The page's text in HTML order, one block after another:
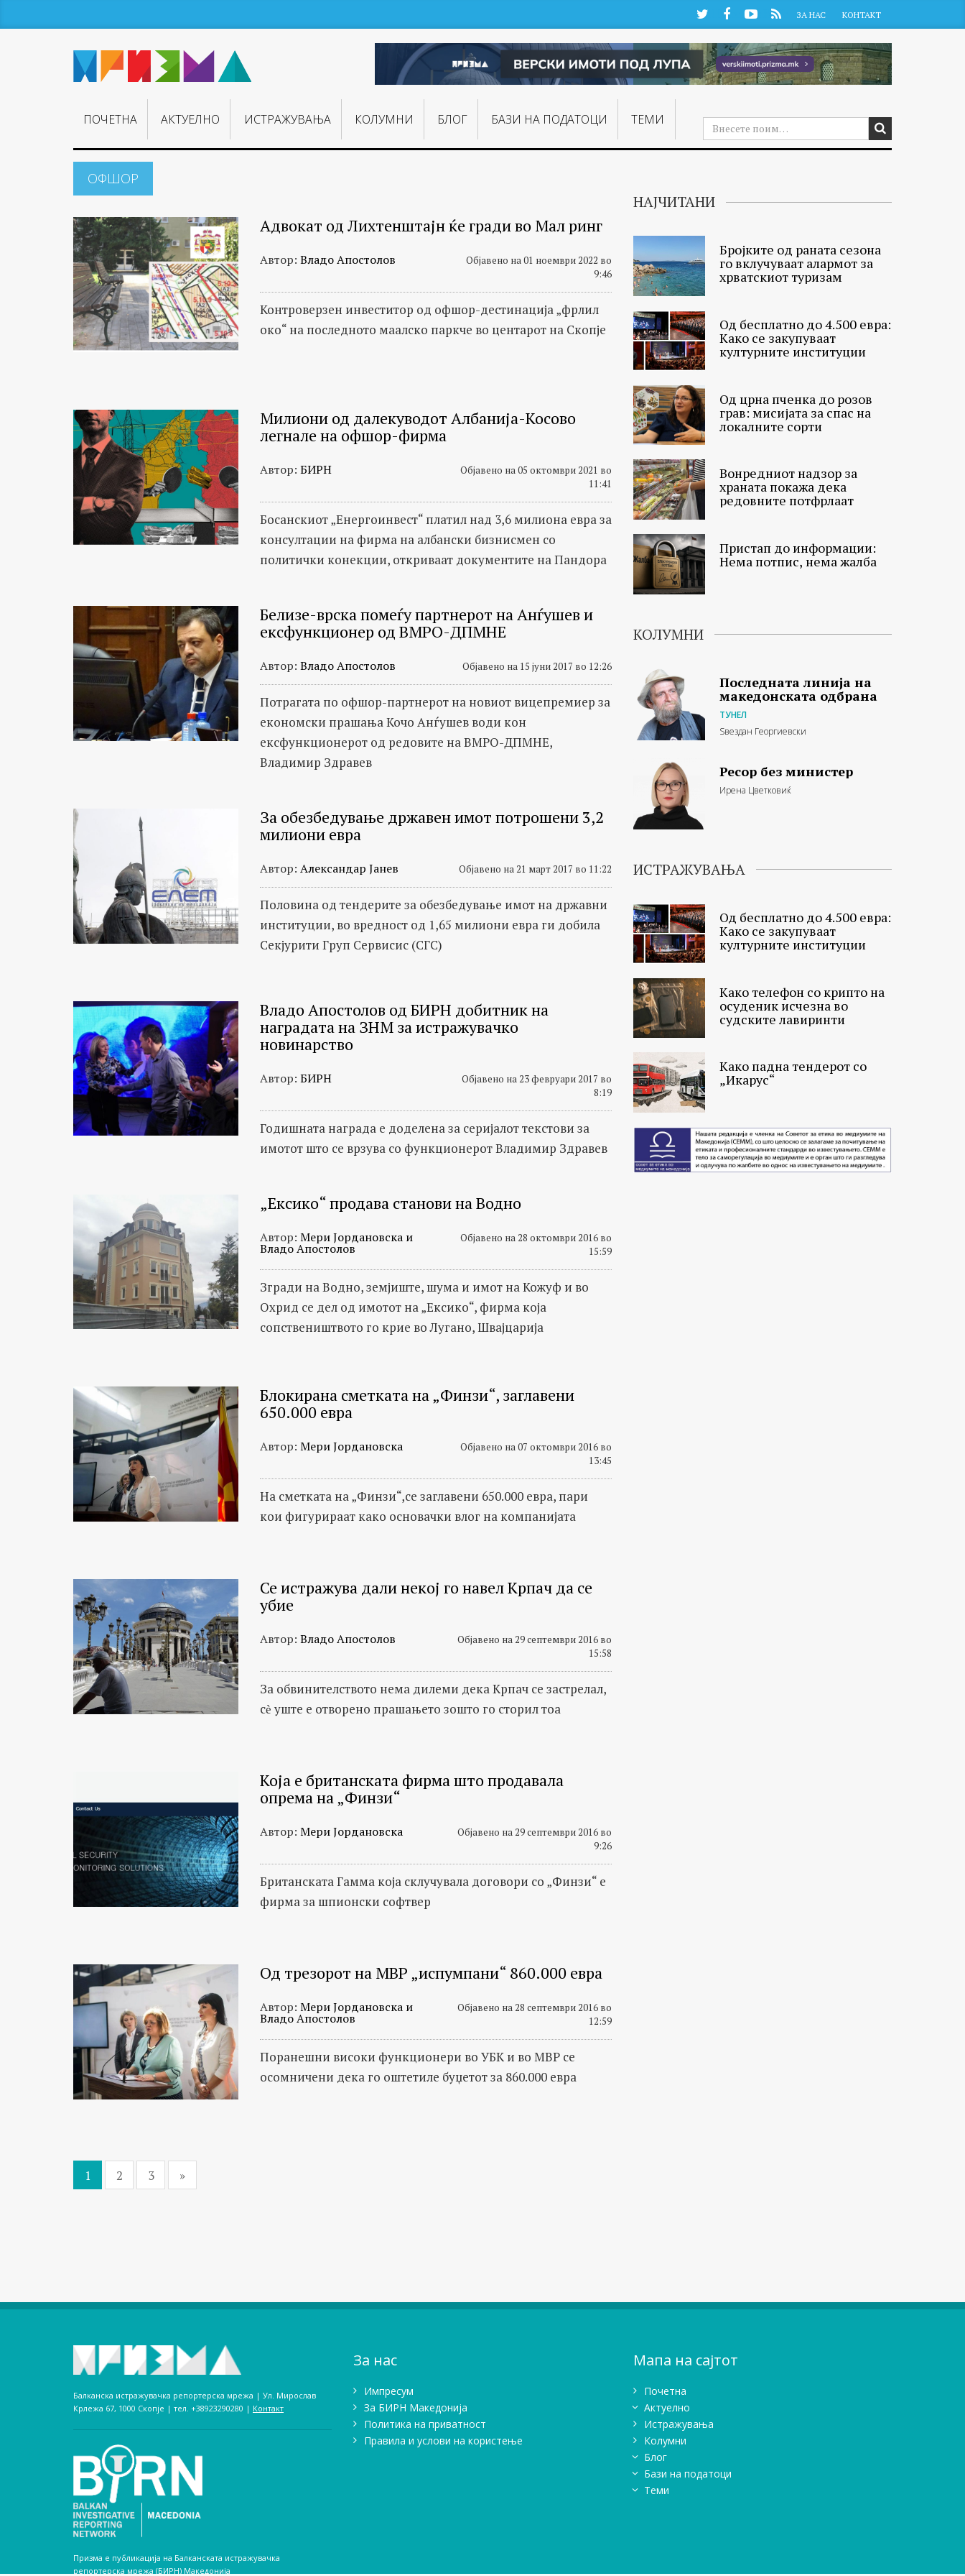
TwitterFacebookYouTube
RSS ЗА НАС КОНТАКТ
ПОЧЕТНА АКТУЕЛНО ИСТРАЖУВАЊA КОЛУМНИ БЛОГ БАЗИ НА ПОДАТОЦИ ТЕМИ
ОФШОР
Адвокат од Лихтенштајн ќе гради во Мал ринг
Автор: Владо Апостолов
Објавено на 01 ноември 2022 во
9:46
Контроверзен инвеститор од офшор-дестинација „фрлил
око“ на последното маалско паркче во центарот на Скопје
Милиони од далекуводот Албанија-Косово
легнале на офшор-фирма
Автор: БИРН
Објавено на 05 октомври 2021 во
11:41
Босанскиот „Енергоинвест“ платил над 3,6 милиона евра за
консултации на фирма на албански бизнисмен со
политички конекции, откриваат документите на Пандора
Белизе-врска помеѓу партнерот на Анѓушев и
ексфункционер од ВМРО-ДПМНЕ
Автор: Владо Апостолов Објавено на 15 јуни 2017 во 12:26
Потрагата по офшор-партнерот на новиот вицепремиер за
економски прашања Кочо Анѓушев води кон
ексфункционерот од редовите на ВМРО-ДПМНЕ,
Владимир Здравев
За обезбедување државен имот потрошени 3,2
милиони евра
Автор: Александар Јанев Објавено на 21 март 2017 во 11:22
Половина од тендерите за обезбедување имот на државни
институции, во вредност од 1,65 милиони евра ги добила
Секјурити Груп Сервисис (СГС)
Владо Апостолов од БИРН добитник на
наградата на ЗНМ за истражувачко
новинарство
Автор: БИРН
Објавено на 23 февруари 2017 во
8:19
Годишната награда е доделена за серијалот текстови за
имотот што се врзува со функционерот Владимир Здравев
„Ексико“ продава станови на Водно
Автор: Мери Јордановска и
Владо Апостолов
Објавено на 28 октомври 2016 во
15:59
Згради на Водно, земјиште, шума и имот на Кожуф и во
Охрид се дел од имотот на „Ексико“, фирма која
сопствеништвото го крие во Лугано, Швајцарија
Блокирана сметката на „Финзи“, заглавени
650.000 евра
Автор: Мери Јордановска
Објавено на 07 октомври 2016 во
13:45
На сметката на „Финзи“,се заглавени 650.000 евра, пари
кои фигурираат како основачки влог на компанијата
Се истражува дали некој го навел Крпач да се
убие
Автор: Владо Апостолов
Објавено на 29 септември 2016 во
15:58
За обвинителството нема дилеми дека Крпач се застрелал,
сѐ уште е отворено прашањето зошто го сторил тоа
Која e британската фирма што продавала
опрема на „Финзи“
Автор: Мери Јордановска
Објавено на 29 септември 2016 во
9:26
Британската Гамма која склучувала договори со „Финзи“ е
фирма за шпионски софтвер
Од трезорот на МВР „испумпани“ 860.000 евра
Автор: Мери Јордановска и
Владо Апостолов
Објавено на 28 септември 2016 во
12:59
Поранешни високи функционери во УБК и во МВР се
осомничени дека го оштетиле буџетот за 860.000 евра
1 2 3 »
НАЈЧИТАНИ
Бројките од раната сезона
го вклучуваат алармот за
хрватскиот туризам
Од бесплатно до 4.500 евра:
Како се закупуваат
културните институции
Од црна пченка до розов
грав: мисијата за спас на
локалните сорти
Вонредниот надзор за
храната покажа дека
редовните потфрлаат
Пристап до информации:
Нема потпис, нема жалба
КОЛУМНИ
Последната линија на
македонската одбрана
ТУНЕЛ
Ѕвездан Георгиевски
Ресор без министер
Ирена Цветковиќ
ИСТРАЖУВАЊА
Од бесплатно до 4.500 евра:
Како се закупуваат
културните институции
Како телефон со крипто на
осуденик исчезна во
судските лавиринти
Како падна тендерот со
„Икарус“
Балканска истражувачка репортерска мрежа | Ул. Мирослав
Крлежа 67, 1000 Скопје | тел. +38923290280­ | Контакт
Призма е публикација на Балканската истражувачка
репортерска мрежа (БИРН) Македонија
За нас
Импресум
Зa БИРН Македонија
Политика на приватност
Правила и услови на користење
Мапа на сајтот
Почетна
Актуелно
Истражувањa
Колумни
Блог
Бази на податоци
Теми